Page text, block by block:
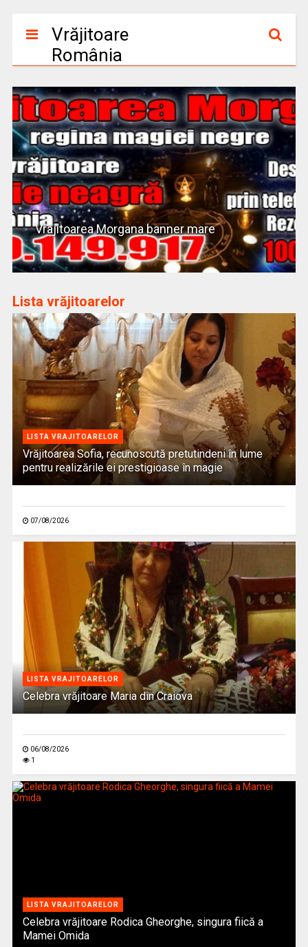
Vrăjitoare
România
Vrajitoarea Morgana banner mare
Lista vrăjitoarelor
LISTA VRAJITOARELOR
Vrăjitoarea Sofia, recunoscută pretutindeni în lume
pentru realizările ei prestigioase în magie
07/08/2026
LISTA VRAJITOARELOR
Celebra vrăjitoare Maria din Craiova
06/08/2026
1
LISTA VRAJITOARELOR
Celebra vrăjitoare Rodica Gheorghe, singura fiică a
Mamei Omida